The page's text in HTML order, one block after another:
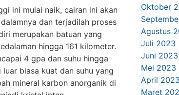
ini mulai naik, cairan ini akan
dan terjadilah proses
merupakan batuan yang
hingga 161 kilometer.
4 gpa dan suhu hingga
biasa kuat dan suhu yang
mineral karbon anorganik di
Oktober
Agustus
Juli 2023
Juni 2023
Mei 2023
April 2023
Maret